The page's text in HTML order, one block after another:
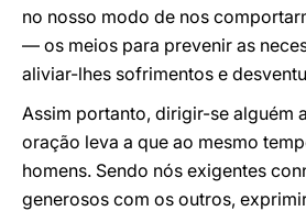
no nosso modo de nos
— os meios para prevenir as
aliviar-lhes sofrimentos e
Assim portanto, dirigir-se alguém
oração leva a que ao mesmo
homens. Sendo nós exigentes
generosos com os outros,